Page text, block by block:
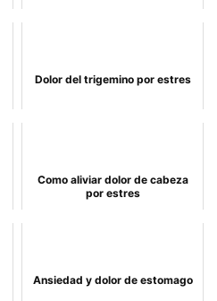
Dolor del trigemino por estres
Como aliviar dolor de cabeza
por estres
Ansiedad y dolor de estomago